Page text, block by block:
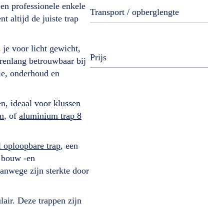
professionele enkele
altijd de juiste trap
je voor licht gewicht,
betrouwbaar bij
onderhoud en
, ideaal voor klussen
, of aluminium trap 8
oploopbare trap, een
-en
zijn sterkte door
Deze trappen zijn
Transport / opberglengte
Prijs